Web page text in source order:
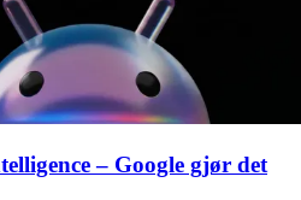
– Google gjør det